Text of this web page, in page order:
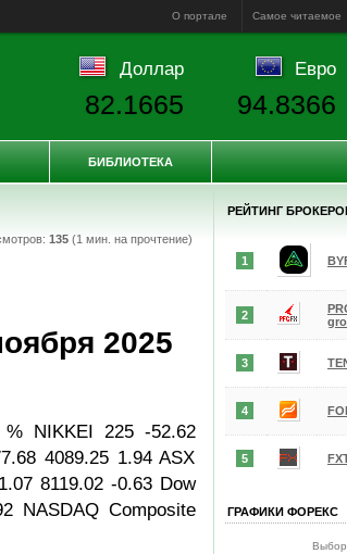
О портале Самое читаемое
135(1 мин. на прочтение)
2025
% NIKKEI 225 -52.62
4089.25 1.94 ASX
8119.02 -0.63 Dow
NASDAQ Composite
РЕЙТИНГ
1
2
3
4
5
ГРАФИКИ ФОРЕКС
Выбор
Доллар
82.1665
Евро
94.8366
БИБЛИОТЕКА